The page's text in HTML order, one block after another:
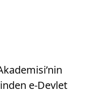
e-Devlet